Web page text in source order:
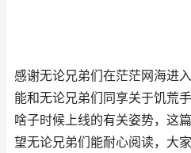
感谢无论兄弟们在茫茫网海进
能和无论兄弟们同享关于饥荒
啥子时候上线的有关姿势，这
望无论兄弟们能耐心阅读，大